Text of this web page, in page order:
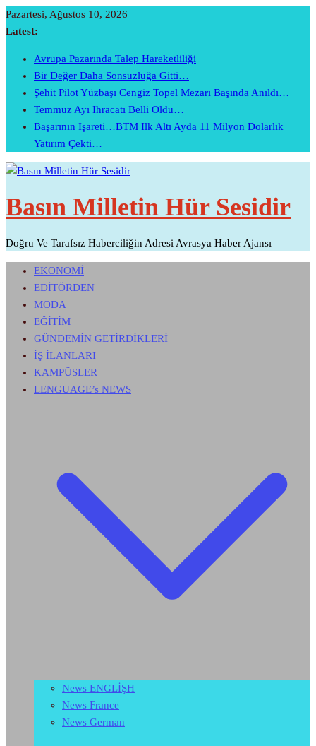
Skip
To
Pazartesi, Ağustos 10, 2026
Latest:
Avrupa Pazarında Talep Hareketliliği
Bir Değer Daha Sonsuzluğa Gitti…
Şehit Pilot Yüzbaşı Cengiz Topel Mezarı Başında Anıldı…
Temmuz Ayı Ihracatı Belli Oldu…
Başarının Işareti…BTM Ilk Altı Ayda 11 Milyon Dolarlık
Yatırım Çekti…
Basın Milletin Hür Sesidir
Doğru Ve Tarafsız Haberciliğin Adresi Avrasya Haber Ajansı
EKONOMİ
EDİTÖRDEN
MODA
EĞİTİM
GÜNDEMİN GETİRDİKLERİ
İŞ İLANLARI
KAMPÜSLER
LENGUAGE’s NEWS
News ENGLİŞH
News France
News German